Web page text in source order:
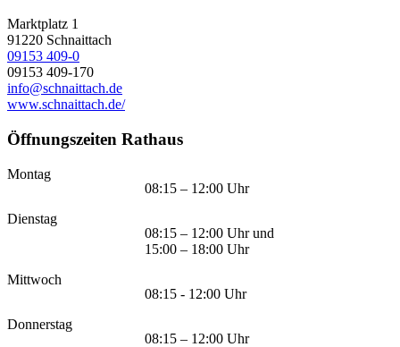
Marktplatz 1
91220 Schnaittach
09153 409-0
09153 409-170
info@schnaittach.de
www.schnaittach.de/
Öffnungszeiten Rathaus
Montag
08:15 – 12:00 Uhr
Dienstag
08:15 – 12:00 Uhr und
15:00 – 18:00 Uhr
Mittwoch
08:15 - 12:00 Uhr
Donnerstag
08:15 – 12:00 Uhr